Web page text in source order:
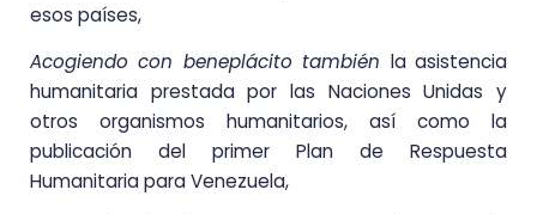
esos países,
Acogiendo con beneplácito también la asistencia
humanitaria prestada por las Naciones Unidas y
otros organismos humanitarios, así como la
publicación del primer Plan de Respuesta
Humanitaria para Venezuela,